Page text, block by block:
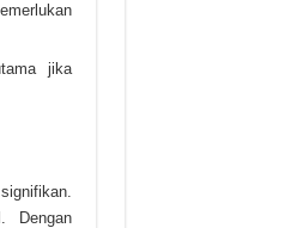
jika
Dengan